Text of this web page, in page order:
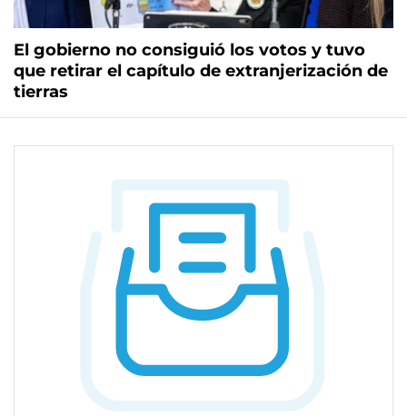
El gobierno no consiguió los votos y tuvo
que retirar el capítulo de extranjerización de
tierras